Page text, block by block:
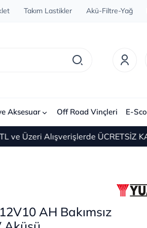
Takım Lastikler Akü-Filtre-Yağ
Aksesuar Off Road Vinçleri E-
Alışverişlerde ÜCRETSİZ KARGO
AH Bakımsız